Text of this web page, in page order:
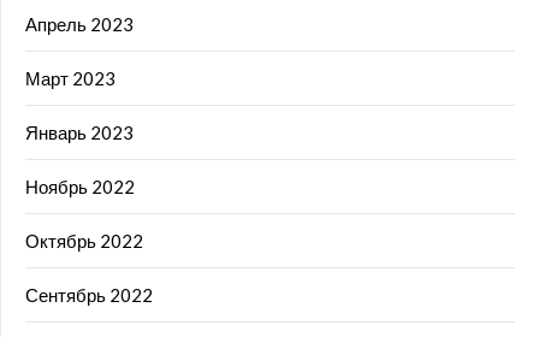
Апрель 2023
Март 2023
Январь 2023
Ноябрь 2022
Октябрь 2022
Сентябрь 2022